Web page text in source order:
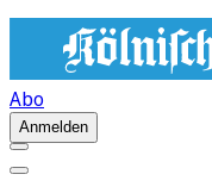
Abo
Anmelden